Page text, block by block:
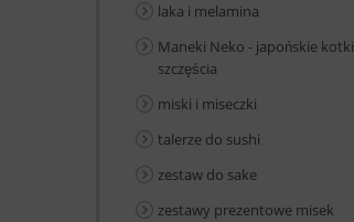
laka i melamina
Maneki Neko - japońskie kotki
szczęścia
miski i miseczki
talerze do sushi
zestaw do sake
zestawy prezentowe misek